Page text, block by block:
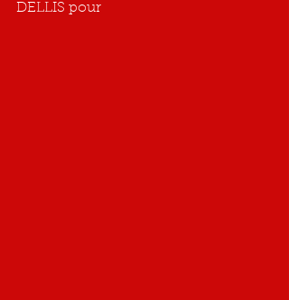
DELLIS pour